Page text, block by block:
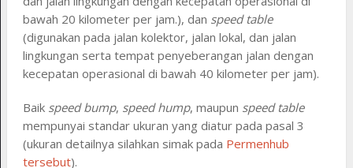
bawah 20 kilometer per jam.), dan speed table
(digunakan pada jalan kolektor, jalan lokal, dan jalan
lingkungan serta tempat penyeberangan jalan dengan
kecepatan operasional di bawah 40 kilometer per jam).
Baik speed bump, speed hump, maupun speed table
mempunyai standar ukuran yang diatur pada pasal 3
(ukuran detailnya silahkan simak pada Permenhub
tersebut).